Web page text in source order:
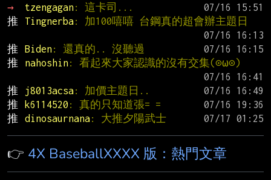
→
tzengagan: 這卡司...
推
Tingnerba: 加100嘻嘻 台鋼真的超會辦主題日
推
Biden: 還真的.. 沒聽過
推
nahoshin: 看起來大家認識的沒有交集(⊙ω⊙)
推
j8013acsa: 加價主題日..
推
k6114520 : 真的只知道張= =
推
dinosaurnana: 大推夕陽武士
👉 4X BaseballXXXX 版：熱門文章